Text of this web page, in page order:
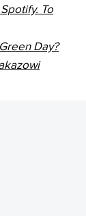
To
Day?